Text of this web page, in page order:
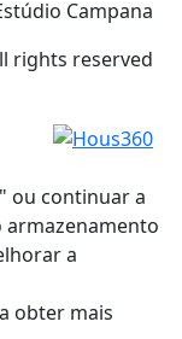
Campana
rights reserved
ou continuar a
armazenamento
a
obter mais